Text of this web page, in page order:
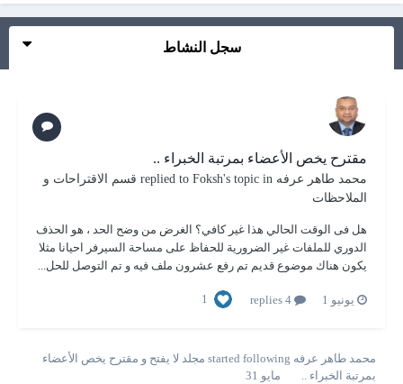
سجل النشاط
مقترح يخص الأعضاء بمرتبة الخبراء ..
محمد طاهر عرفه Foksh's topic in
قسم الاقتراحات و
الملاحظات
هل فى الوقت الحالي هذا غير كافي؟ الغرض من وضح الحد ، هو الحذف
الدوري للملفات غير الضرورية للحفاظ على مساحة السيرفر احيانا مثلا
يكون هناك موضوع قديم تم رفع عشرون ملف فيه و تم التوصل للحل...
يونيو 1 1
محمد طاهر عرفه مجلد لا يفتح و مقترح يخص الأعضاء
بمرتبة الخبراء ..
مايو 31